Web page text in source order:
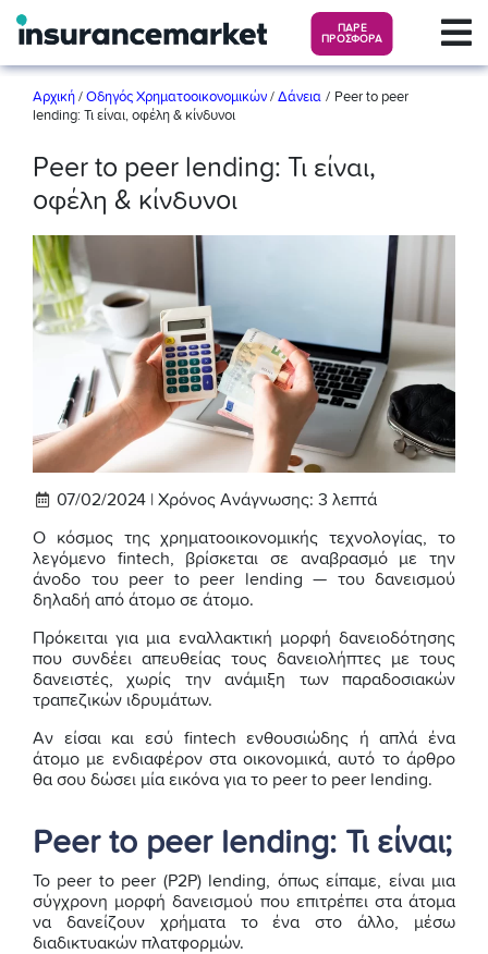
ΠΑΡΕ
ΠΡΟΣΦΟΡΑ
Αρχική / Οδηγός Χρηματοοικονομικών / Δάνεια / Peer to peer
lending: Τι είναι, οφέλη & κίνδυνοι
Peer to peer lending: Τι είναι,
οφέλη & κίνδυνοι
07/02/2024 | Χρόνος Ανάγνωσης: 3 λεπτά
Ο κόσμος της χρηματοοικονομικής τεχνολογίας, το
λεγόμενο fintech, βρίσκεται σε αναβρασμό με την
άνοδο του peer to peer lending — του δανεισμού
δηλαδή από άτομο σε άτομο.
Πρόκειται για μια εναλλακτική μορφή δανειοδότησης
που συνδέει απευθείας τους δανειολήπτες με τους
δανειστές, χωρίς την ανάμιξη των παραδοσιακών
τραπεζικών ιδρυμάτων.
Αν είσαι και εσύ fintech ενθουσιώδης ή απλά ένα
άτομο με ενδιαφέρον στα οικονομικά, αυτό το άρθρο
θα σου δώσει μία εικόνα για το peer to peer lending.
Peer to peer lending: Τι είναι;
Το peer to peer (P2P) lending, όπως είπαμε, είναι μια
σύγχρονη μορφή δανεισμού που επιτρέπει στα άτομα
να δανείζουν χρήματα το ένα στο άλλο, μέσω
διαδικτυακών πλατφορμών.